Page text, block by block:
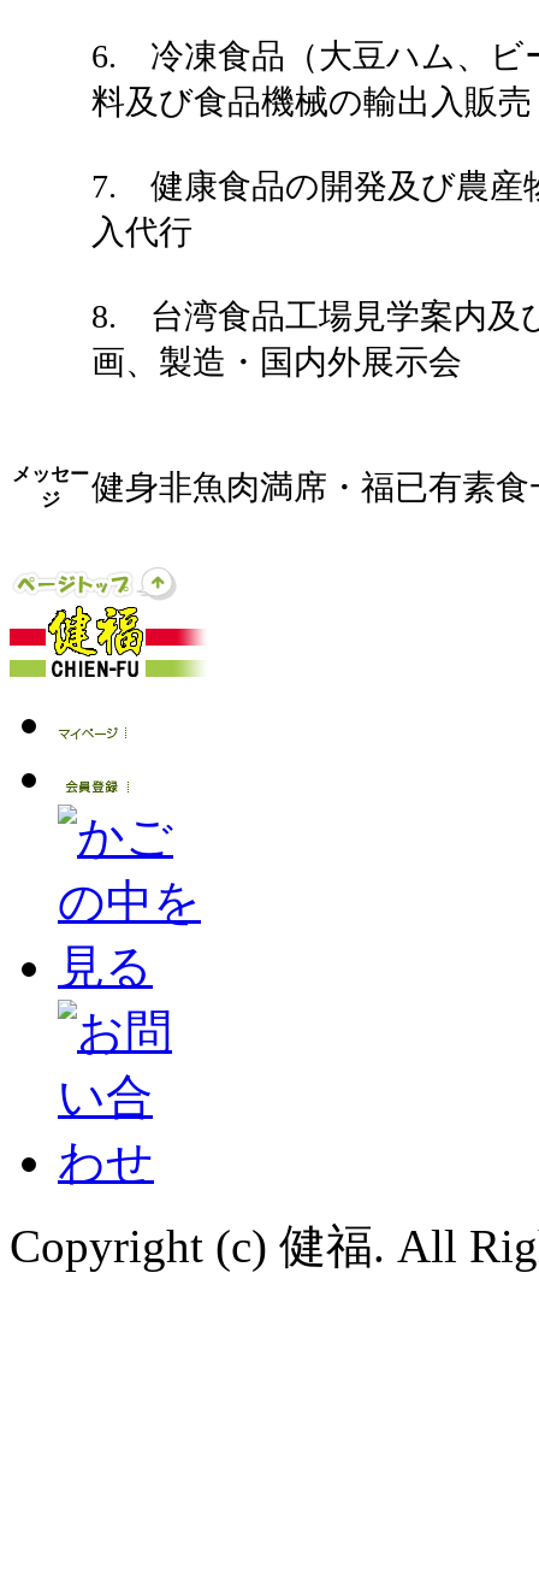
6. 冷凍食品（大豆ハム、ビ
料及び食品機械の輸出入販
7. 健康食品の開発及び農産
入代行
8. 台湾食品工場見学案内及
画、製造・国内外展示会
メッセー
ジ
健身非魚肉満席・福已有素食
Copyright (c) 健福. All